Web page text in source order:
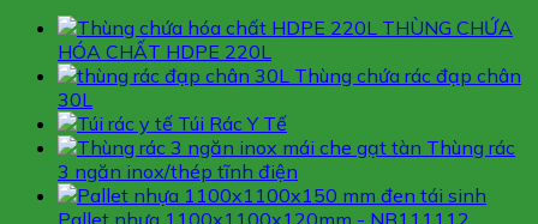
THÙNG CHỨA
HÓA CHẤT HDPE 220L
Thùng chứa rác đạp chân
30L
Túi Rác Y Tế
Thùng rác
3 ngăn inox/thép tĩnh điện
Pallet nhựa 1100x1100x120mm - NB111112